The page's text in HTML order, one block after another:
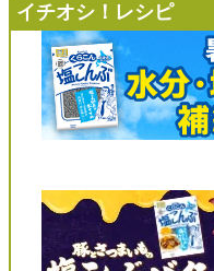
イチオシ！レシピ